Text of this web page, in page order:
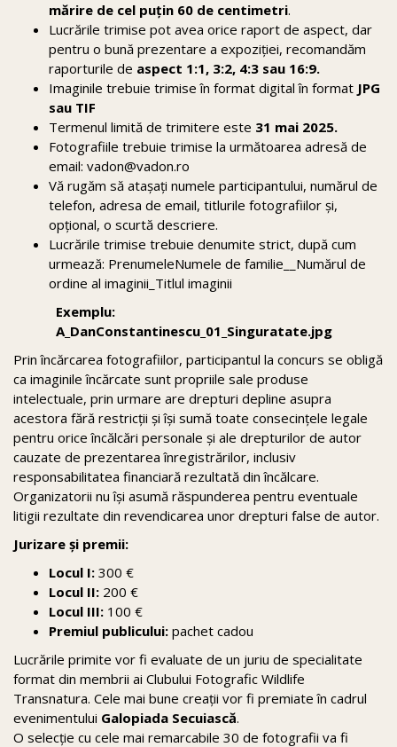
mărire de cel puțin 60 de centimetri.
Lucrările trimise pot avea orice raport de aspect, dar
pentru o bună prezentare a expoziției, recomandăm
raporturile de aspect 1:1, 3:2, 4:3 sau 16:9.
Imaginile trebuie trimise în format digital în format JPG
sau TIF
Termenul limită de trimitere este 31 mai 2025.
Fotografiile trebuie trimise la următoarea adresă de
email: vadon@vadon.ro
Vă rugăm să atașați numele participantului, numărul de
telefon, adresa de email, titlurile fotografiilor și,
opțional, o scurtă descriere.
Lucrările trimise trebuie denumite strict, după cum
urmează: PrenumeleNumele de familie__Numărul de
ordine al imaginii_Titlul imaginii
Exemplu:
A_DanConstantinescu_01_Singuratate.jpg
Prin încărcarea fotografiilor, participantul la concurs se obligă
ca imaginile încărcate sunt propriile sale produse
intelectuale, prin urmare are drepturi depline asupra
acestora fără restricții și își sumă toate consecințele legale
pentru orice încălcări personale și ale drepturilor de autor
cauzate de prezentarea înregistrărilor, inclusiv
responsabilitatea financiară rezultată din încălcare.
Organizatorii nu își asumă răspunderea pentru eventuale
litigii rezultate din revendicarea unor drepturi false de autor.
Jurizare și premii:
Locul I: 300 €
Locul II: 200 €
Locul III: 100 €
Premiul publicului: pachet cadou
Lucrările primite vor fi evaluate de un juriu de specialitate
format din membrii ai Clubului Fotografic Wildlife
Transnatura. Cele mai bune creații vor fi premiate în cadrul
evenimentului Galopiada Secuiască.
O selecție cu cele mai remarcabile 30 de fotografii va fi